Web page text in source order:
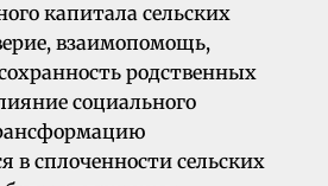
капитала сельских
взаимопомощь,
родственных
социального
в сплоченности сельских